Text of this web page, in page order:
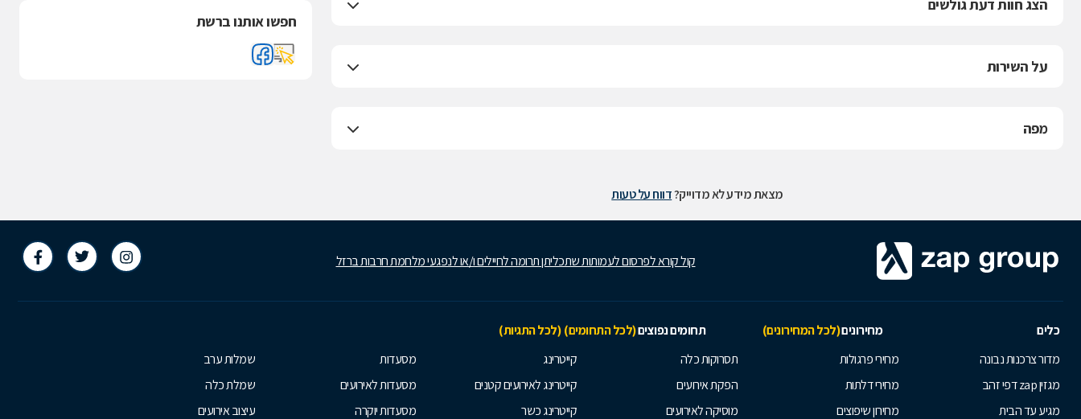
הצג חוות דעת גולשים
על השירות
מפה
חפשו אותנו ברשת
מצאת מידע לא מדוייק?דווח על טעות
קול קורא לפרסום לעמותות שתכליתן תרומה לחיילים ו/או לנפגעי מלחמת חרבות ברזל
כלים מחירונים(לכל המחירונים) תחומים נפוצים(לכל התחומים) (לכל התגיות)
מדור צרכנות נבונה
מגזין zap דפי זהב
מגיע עד הבית
מחירי פרגולות
מחירי דלתות
מחירון שיפוצים
תסרוקות כלה
הפקת אירועים
מוסיקה לאירועים
קייטרינג
קייטרינג לאירועים קטנים
קייטרינג כשר
מסעדות
מסעדות לאירועים
מסעדות יוקרה
שמלות ערב
שמלת כלה
עיצוב אירועים